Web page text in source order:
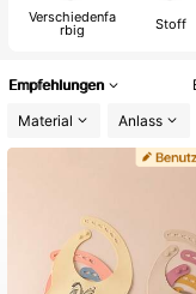
Verschiedenfa
rbig Stoff
Empfehlungen
Material
Anlass